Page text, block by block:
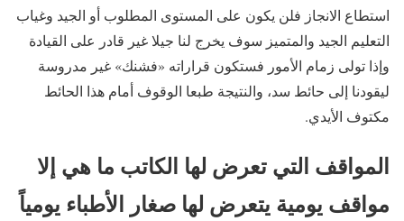
استطاع الانجاز فلن يكون على المستوى المطلوب أو الجيد وغياب
التعليم الجيد والمتميز سوف يخرج لنا جيلا غير قادر على القيادة
وإذا تولى زمام الأمور فستكون قراراته «فشنك» غير مدروسة
ليقودنا إلى حائط سد، والنتيجة طبعا الوقوف أمام هذا الحائط
مكتوف الأيدي.
المواقف التي تعرض لها الكاتب ما هي إلا
مواقف يومية يتعرض لها صغار الأطباء يومياً